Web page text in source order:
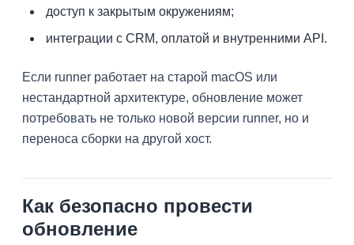
доступ к закрытым окружениям;
интеграции с CRM, оплатой и внутренними API.
Если runner работает на старой macOS или
нестандартной архитектуре, обновление может
потребовать не только новой версии runner, но и
переноса сборки на другой хост.
Как безопасно провести
обновление